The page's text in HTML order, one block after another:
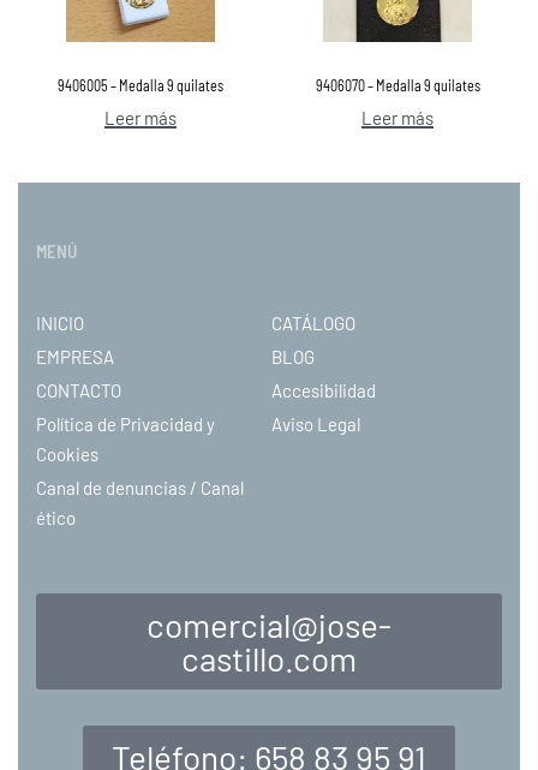
9406005 – Medalla 9 quilates
Leer más
9406070 – Medalla 9 quilates
Leer más
MENÚ
INICIO
CATÁLOGO
EMPRESA
BLOG
CONTACTO
Accesibilidad
Política de Privacidad y
Cookies
Aviso Legal
Canal de denuncias / Canal
ético
comercial@jose-
castillo.com
Teléfono: 658 83 95 91